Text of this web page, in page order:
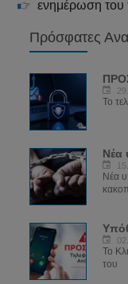
ενημέρωση του
Πρόσφατες
Το
Νέα
Νέα
Το
του